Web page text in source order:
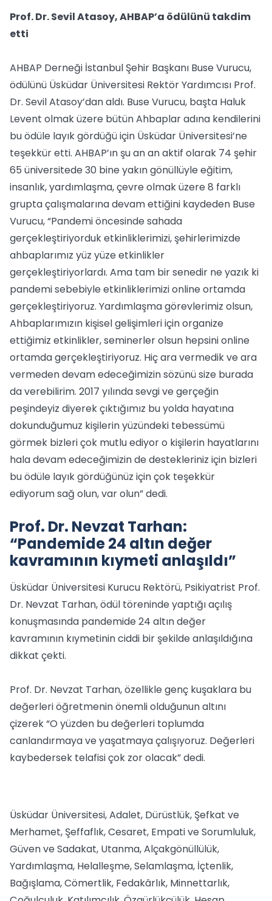
Prof. Dr. Sevil Atasoy, AHBAP’a ödülünü takdim
etti
AHBAP Derneği İstanbul Şehir Başkanı Buse Vurucu,
ödülünü Üsküdar Üniversitesi Rektör Yardımcısı Prof.
Dr. Sevil Atasoy’dan aldı. Buse Vurucu, başta Haluk
Levent olmak üzere bütün Ahbaplar adına kendilerini
bu ödüle layık gördüğü için Üsküdar Üniversitesi’ne
teşekkür etti. AHBAP’ın şu an an aktif olarak 74 şehir
65 üniversitede 30 bine yakın gönüllüyle eğitim,
insanlık, yardımlaşma, çevre olmak üzere 8 farklı
grupta çalışmalarına devam ettiğini kaydeden Buse
Vurucu, “Pandemi öncesinde sahada
gerçekleştiriyorduk etkinliklerimizi, şehirlerimizde
ahbaplarımız yüz yüze etkinlikler
gerçekleştiriyorlardı. Ama tam bir senedir ne yazık ki
pandemi sebebiyle etkinliklerimizi online ortamda
gerçekleştiriyoruz. Yardımlaşma görevlerimiz olsun,
Ahbaplarımızın kişisel gelişimleri için organize
ettiğimiz etkinlikler, seminerler olsun hepsini online
ortamda gerçekleştiriyoruz. Hiç ara vermedik ve ara
vermeden devam edeceğimizin sözünü size burada
da verebilirim. 2017 yılında sevgi ve gerçeğin
peşindeyiz diyerek çıktığımız bu yolda hayatına
dokunduğumuz kişilerin yüzündeki tebessümü
görmek bizleri çok mutlu ediyor o kişilerin hayatlarını
hala devam edeceğimizin de destekleriniz için bizleri
bu ödüle layık gördüğünüz için çok teşekkür
ediyorum sağ olun, var olun” dedi.
Prof. Dr. Nevzat Tarhan:
“Pandemide 24 altın değer
kavramının kıymeti anlaşıldı”
Üsküdar Üniversitesi Kurucu Rektörü, Psikiyatrist Prof.
Dr. Nevzat Tarhan, ödül töreninde yaptığı açılış
konuşmasında pandemide 24 altın değer
kavramının kıymetinin ciddi bir şekilde anlaşıldığına
dikkat çekti.
Prof. Dr. Nevzat Tarhan, özellikle genç kuşaklara bu
değerleri öğretmenin önemli olduğunun altını
çizerek “O yüzden bu değerleri toplumda
canlandırmaya ve yaşatmaya çalışıyoruz. Değerleri
kaybedersek telafisi çok zor olacak” dedi.
Üsküdar Üniversitesi, Adalet, Dürüstlük, Şefkat ve
Merhamet, Şeffaflık, Cesaret, Empati ve Sorumluluk,
Güven ve Sadakat, Utanma, Alçakgönüllülük,
Yardımlaşma, Helalleşme, Selamlaşma, İçtenlik,
Bağışlama, Cömertlik, Fedakârlık, Minnettarlık,